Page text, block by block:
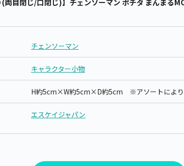
両目閉じ/口閉じ)】チェンソーマン ポチタ まんまる
チェンソーマン
キャラクター小物
H約5cm×W約5cm×D約5cm ※アソートにより
エスケイジャパン